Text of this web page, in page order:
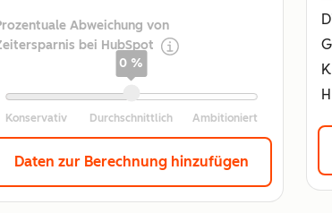
Abweichung von
bei HubSpot
0 %
Daten zur Berechnung hinzufügen